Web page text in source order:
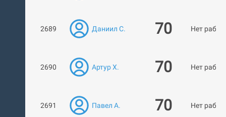
2689 Даниил С. 70 Нет работ
2690 Артур Х. 70 Нет работ
2691 Павел А. 70 Нет работ